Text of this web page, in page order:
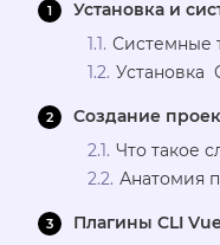
Установка и
Системные
Установка
Создание
Что такое
Анатомия
Плагины CLI